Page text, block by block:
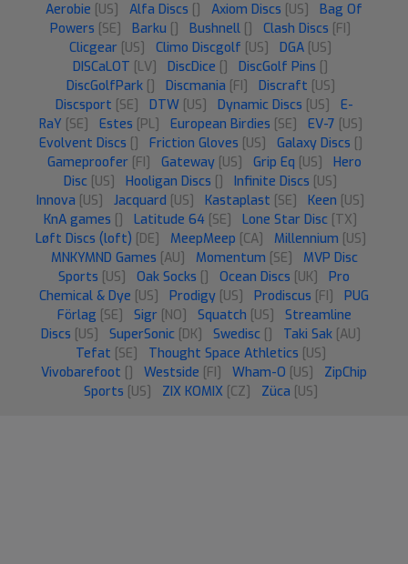
Aerobie [US] Alfa Discs Axiom Discs [US]
Bag Of
Powers [SE] Barku Bushnell Clash Discs [FI]
Clicgear [US] Climo Discgolf [US] DGA [US]
DISCaLOT [LV] DiscDice DiscGolf Pins
DiscGolfPark
Discmania [FI] Discraft [US]
Discsport [SE] DTW [US] Dynamic Discs [US]
E-
RaY [SE] Estes [PL] European Birdies [SE] EV-7 [US]
Evolvent Discs
Friction Gloves [US] Galaxy Discs
Gameproofer [FI] Gateway [US] Grip Eq [US]
Hero
Disc [US] Hooligan Discs Infinite Discs [US]
Innova [US] Jacquard [US] Kastaplast [SE] Keen [US]
KnA games
Latitude 64 [SE] Lone Star Disc [TX]
Løft Discs (loft) [DE] MeepMeep [CA] Millennium [US]
MNKYMND Games [AU] Momentum [SE]
MVP Disc
Sports [US] Oak Socks Ocean Discs [UK]
Pro
Chemical & Dye [US] Prodigy [US] Prodiscus [FI]
PUG
Förlag [SE] Sigr [NO] Squatch [US]
Streamline
Discs [US] SuperSonic [DK] Swedisc Taki Sak [AU]
Tefat [SE] Thought Space Athletics [US]
Vivobarefoot
Westside [FI] Wham-O [US]
ZipChip
Sports [US] ZIX KOMIX [CZ] Züca [US]